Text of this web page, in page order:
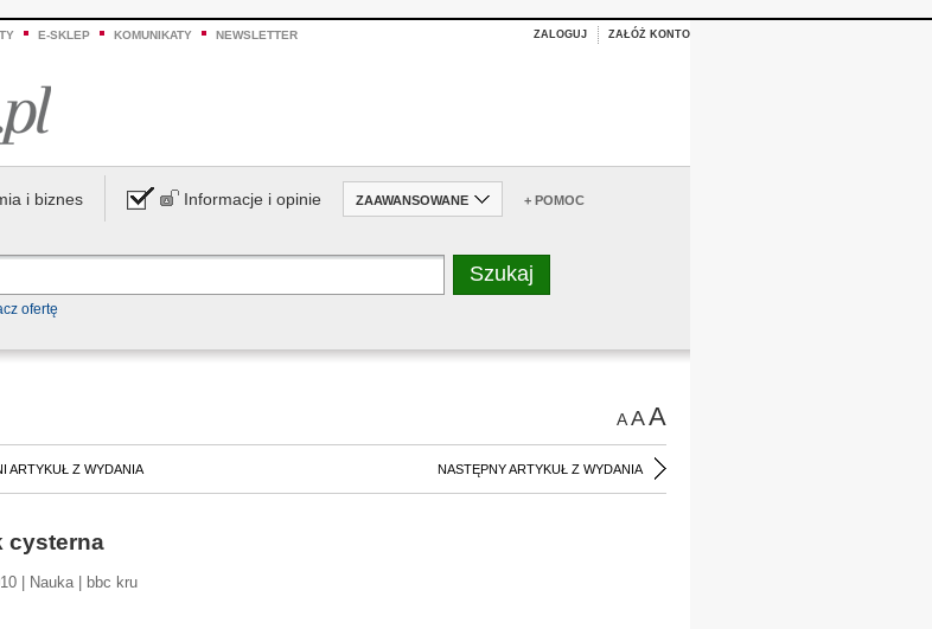
E-SKLEP KOMUNIKATY NEWSLETTER ZALOGUJ ZAŁÓŻ KONTO
i biznes Informacje i opinie ZAAWANSOWANE + POMOC
ofertę
AAA
ARTYKUŁ Z WYDANIA NASTĘPNY ARTYKUŁ Z WYDANIA
cysterna
| Nauka | bbc kru